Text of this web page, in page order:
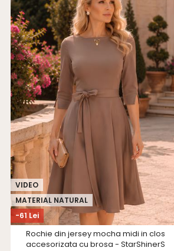
-61 Lei
VIDEO
MATERIAL NATURAL
Rochie din jersey mocha midi in clos
accesorizata cu brosa - StarShinerS